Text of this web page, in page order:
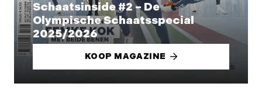
Schaatsinside #2 – De
Olympische Schaatsspecial
2025/2026
KOOP MAGAZINE